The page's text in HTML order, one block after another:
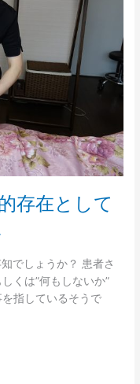
存在として
でしょうか？ 患者さ
くは”何もしないか”
指しているそうで